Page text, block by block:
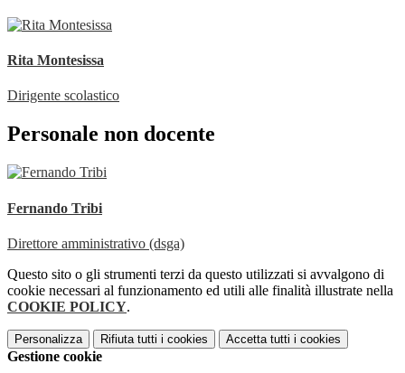
Rita Montesissa
Dirigente scolastico
Personale non docente
Fernando Tribi
Direttore amministrativo (dsga)
Questo sito o gli strumenti terzi da questo utilizzati si avvalgono di
cookie necessari al funzionamento ed utili alle finalità illustrate nella
COOKIE POLICY.
Personalizza Rifiuta tutti i cookies Accetta tutti i cookies
Gestione cookie